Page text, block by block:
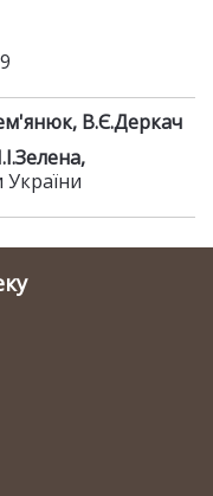
В.Є.Деркач